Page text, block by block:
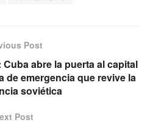
Post
abre la puerta al capital
de emergencia que revive la
soviética
Post